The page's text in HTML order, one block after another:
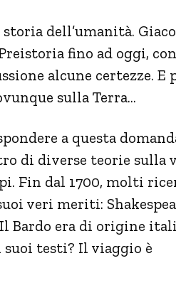
dell’umanità.
fino ad oggi, con
alcune certezze. E
sulla Terra…
a questa
di diverse teorie sulla
Fin dal 1700, molti
veri meriti:
Il Bardo era di origine
suoi testi? Il viaggio è